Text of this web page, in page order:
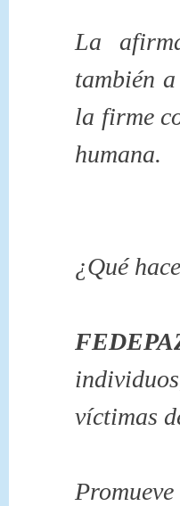
La
también
la firme
humana.
¿Qué
víctimas